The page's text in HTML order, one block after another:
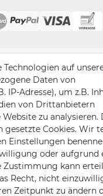
auf
Daten von
IP-Adresse), um z.B.
von Drittanbietern
zu analysieren.
Cookies. Wir
Einstellungen
oder aufgrund
Zustimmung kann
Recht, nicht
Zeitpunkt zu ändern